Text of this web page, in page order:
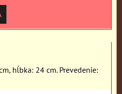
hĺbka: 24 cm. Prevedenie: